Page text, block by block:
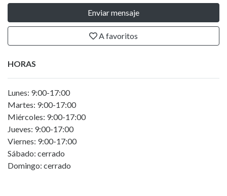
Enviar mensaje
A favoritos
HORAS
Lunes: 9:00-17:00
Martes: 9:00-17:00
Miércoles: 9:00-17:00
Jueves: 9:00-17:00
Viernes: 9:00-17:00
Sábado: cerrado
Domingo: cerrado